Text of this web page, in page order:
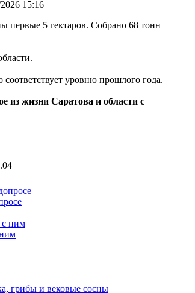
15:16
первые 5 гектаров. Собрано 68 тонн
уровню прошлого года.
из жизни Саратова и области с